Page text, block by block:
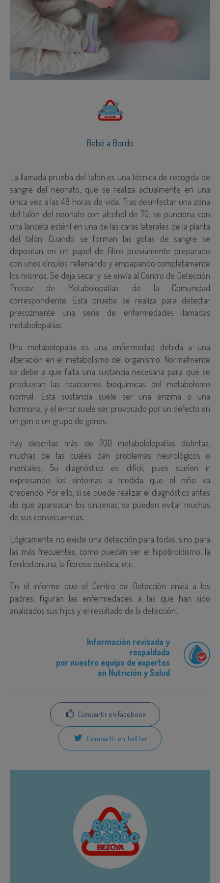
Bebé a Bordo
La llamada prueba del talón es una técnica de recogida de
sangre del neonato, que se realiza actualmente en una
única vez a las 48 horas de vida. Tras desinfectar una zona
del talón del neonato con alcohol de 70, se punciona con
una lanceta estéril en una de las caras laterales de la planta
del talón. Cuando se forman las gotas de sangre se
depositan en un papel de filtro previamente preparado
con unos círculos rellenando y empapando completamente
los mismos. Se deja secar y se envía al Centro de Detección
Precoz de Metabolopatías de la Comunidad
correspondiente. Esta prueba se realiza para detectar
precozmente una serie de enfermedades llamadas
metabolopatías.
Una metabolopatía es una enfermedad debida a una
alteración en el metabolismo del organismo. Normalmente
se debe a que falta una sustancia necesaria para que se
produzcan las reacciones bioquímicas del metabolismo
normal. Esta sustancia suele ser una enzima o una
hormona, y el error suele ser provocado por un defecto en
un gen o un grupo de genes.
Hay descritas más de 700 metabololopatías distintas,
muchas de las cuales dan problemas neurológicos o
mentales. Su diagnóstico es difícil, pues suelen ir
expresando los síntomas a medida que el niño va
creciendo. Por ello, si se puede realizar el diagnóstico antes
de que aparezcan los síntomas, se pueden evitar muchas
de sus consecuencias.
Lógicamente no existe una detección para todas, sino para
las más frecuentes, como puedan ser el hipotiroidismo, la
fenilcetonuria, la fibrosis quística, etc.
En el informe que el Centro de Detección envía a los
padres, figuran las enfermedades a las que han sido
analizados sus hijos y el resultado de la detección.
Información revisada y
respaldada
por nuestro equipo de expertos
en Nutrición y Salud
Compartir en Facebook
Compartir en Twitter